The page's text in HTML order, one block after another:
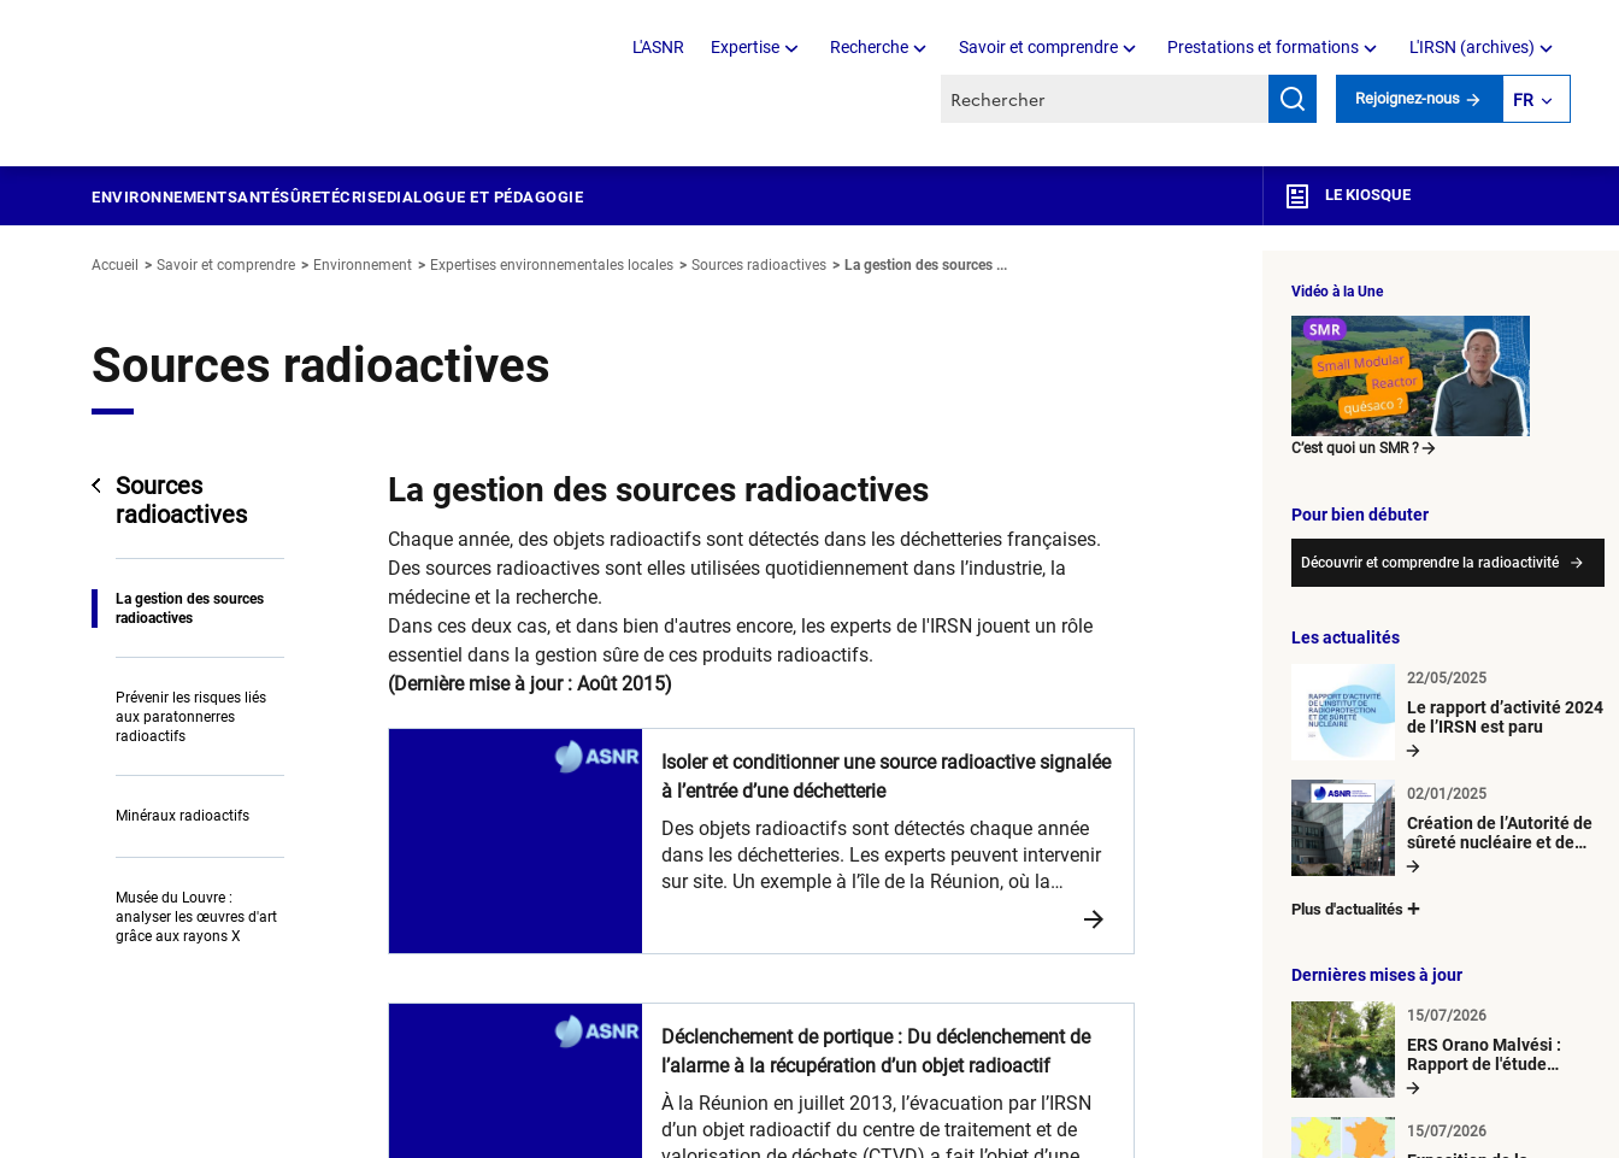
L'ASNR Expertise Recherche Savoir et comprendre Prestations et formations L'IRSN (archives)
Recherche par mots clés Rejoignez-nous FR
ENVIRONNEMENTSANTÉSÛRETÉCRISEDIALOGUE ET PÉDAGOGIE LE KIOSQUE
Accueil Savoir et comprendre Environnement Expertises environnementales locales Sources radioactives La gestion des sources ...
Sources radioactives
Sources
radioactives
La gestion des sources
radioactives
Prévenir les risques liés
aux paratonnerres
radioactifs
Minéraux radioactifs
Musée du Louvre :
analyser les œuvres d'art
grâce aux rayons X
La gestion des sources radioactives
Chaque année, des objets radioactifs sont détectés dans les déchetteries françaises.
Des sources radioactives sont elles utilisées quotidiennement dans l’industrie, la
médecine et la recherche.
Dans ces deux cas, et dans bien d'autres encore, les experts de l'IRSN jouent un rôle
essentiel dans la gestion sûre de ces produits radioactifs.
(Dernière mise à jour : Août 2015)
Isoler et conditionner une source radioactive signalée
à l’entrée d’une déchetterie
Des objets radioactifs sont détectés chaque année
dans les déchetteries. Les experts peuvent intervenir
sur site. Un exemple à l’île de la Réunion, où la
Déclenchement de portique : Du déclenchement de
l’alarme à la récupération d’un objet radioactif
À la Réunion en juillet 2013, l’évacuation par l’IRSN
d’un objet radioactif du centre de traitement et de
Vidéo à la Une
C’est quoi un SMR ?
Pour bien débuter
Découvrir et comprendre la radioactivité
Les actualités
Le rapport d’activité 2024
de l’IRSN est paru
22/05/2025
Création de l’Autorité de
sûreté nucléaire et de
radioprotection (ASNR)
02/01/2025
Plus d'actualités
Dernières mises à jour
ERS Orano Malvési :
Rapport de l'étude
radiologique du milieu
15/07/2026
15/07/2026